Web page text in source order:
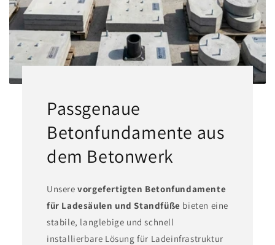
Passgenaue
Betonfundamente aus
dem Betonwerk
Unserevorgefertigten Betonfundamente
für Ladesäulen und Standfüße bieten eine
stabile, langlebige und schnell
installierbare Lösung für Ladeinfrastruktur